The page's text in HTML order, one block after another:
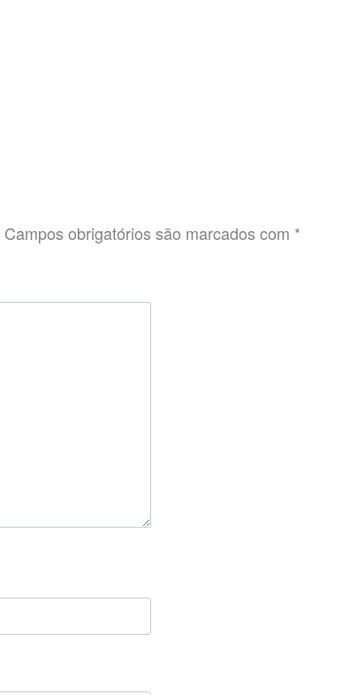
Campos obrigatórios são marcados com *